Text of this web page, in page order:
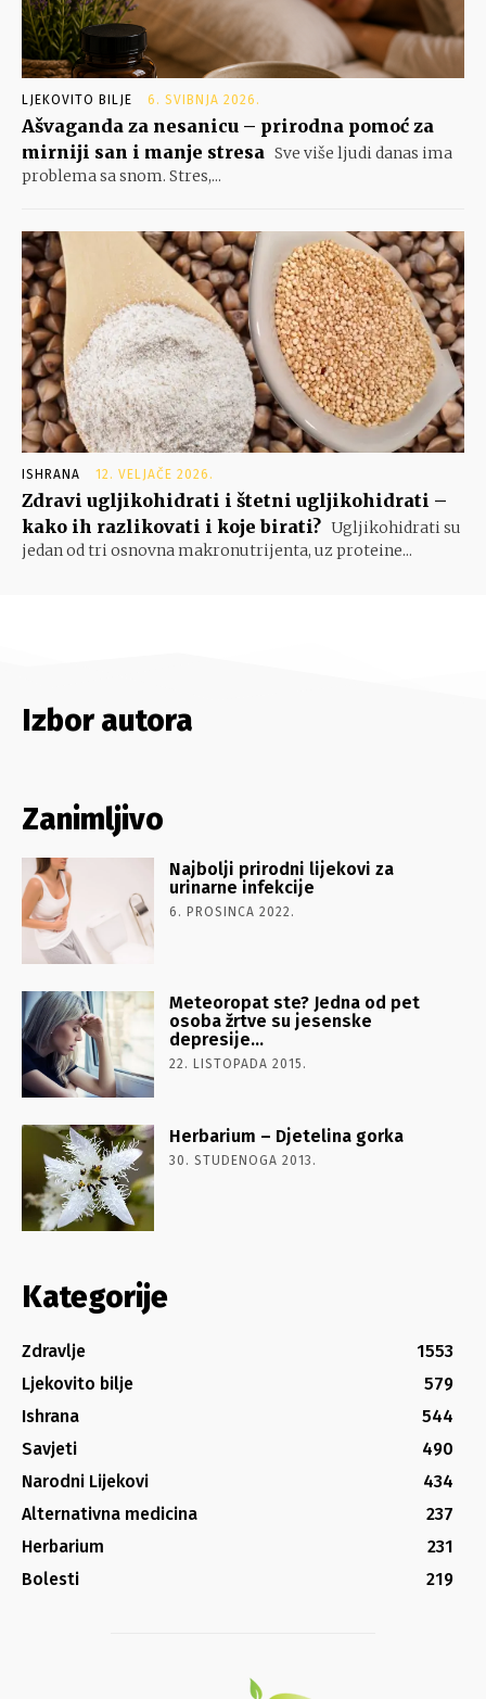
LJEKOVITO BILJE 6. SVIBNJA 2026.
Ašvaganda za nesanicu – prirodna pomoć za
mirniji san i manje stresa Sve više ljudi danas ima
problema sa snom. Stres,...
ISHRANA 12. VELJAČE 2026.
Zdravi ugljikohidrati i štetni ugljikohidrati –
kako ih razlikovati i koje birati? Ugljikohidrati su
jedan od tri osnovna makronutrijenta, uz proteine...
Izbor autora
Zanimljivo
Najbolji prirodni lijekovi za
urinarne infekcije
6. PROSINCA 2022.
Meteoropat ste? Jedna od pet
osoba žrtve su jesenske
depresije…
22. LISTOPADA 2015.
Herbarium – Djetelina gorka
30. STUDENOGA 2013.
Kategorije
Zdravlje
1553
Ljekovito bilje
579
Ishrana
544
Savjeti
490
Narodni Lijekovi
434
Alternativna medicina
237
Herbarium
231
Bolesti
219